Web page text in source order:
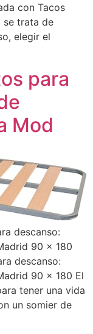
con Tacos
se trata de
elegir el
para
Mod
descanso:
90 x 180
descanso:
90 x 180 El
tener una vida
un somier de